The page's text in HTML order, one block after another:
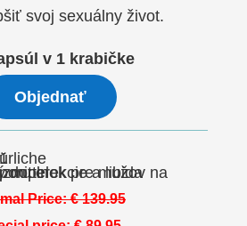
svoj sexuálny život.
v 1 krabičke
Objednať
Price:€139.95